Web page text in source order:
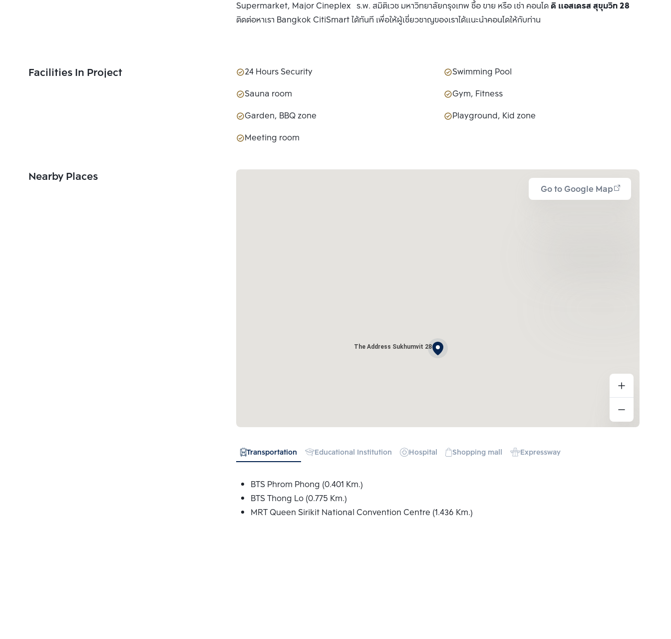
Supermarket, Major Cineplex ร.พ. สมิติเวช มหาวิทยาลัยกรุงเทพ ซื้อ ขาย หรือ เช่า คอนโดดิ แอสเดรส สุขุมวิท 28
ติดต่อหาเรา Bangkok CitiSmart ได้ทันที เพื่อให้ผู้เชี่ยวชาญของเราได้แนะนำคอนโดให้กับท่าน
Facilities In Project 24 Hours Security
Swimming Pool
Sauna room
Gym, Fitness
Garden, BBQ zone
Playground, Kid zone
Meeting room
Nearby Places
Go to Google Map
The Address Sukhumvit 28
Transportation Educational Institution Hospital Shopping mall Expressway
BTS Phrom Phong (0.401 Km.)
BTS Thong Lo (0.775 Km.)
MRT Queen Sirikit National Convention Centre (1.436 Km.)